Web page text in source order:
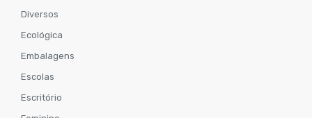
Diversos
Ecológica
Embalagens
Escolas
Escritório